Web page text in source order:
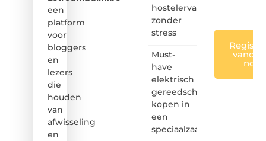
een
platform
voor
bloggers
en
lezers
die
houden
van
afwisseling
en
hostelervaring
zonder
stress
Must-
have
elektrisch
gereedschap
kopen in
een
speciaalzaak
nog